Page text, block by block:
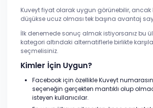
Kuveyt fiyat olarak uygun görünebilir, ancak
düşükse ucuz olması tek başına avantaj
İlk denemede sonuç almak istiyorsanız bu
kategori altındaki alternatiflerle birlikte
seçmelisiniz.
Kimler İçin Uygun?
Facebook için özellikle Kuveyt
seçeneğin gerçekten mantıklı olup
isteyen kullanıcılar.